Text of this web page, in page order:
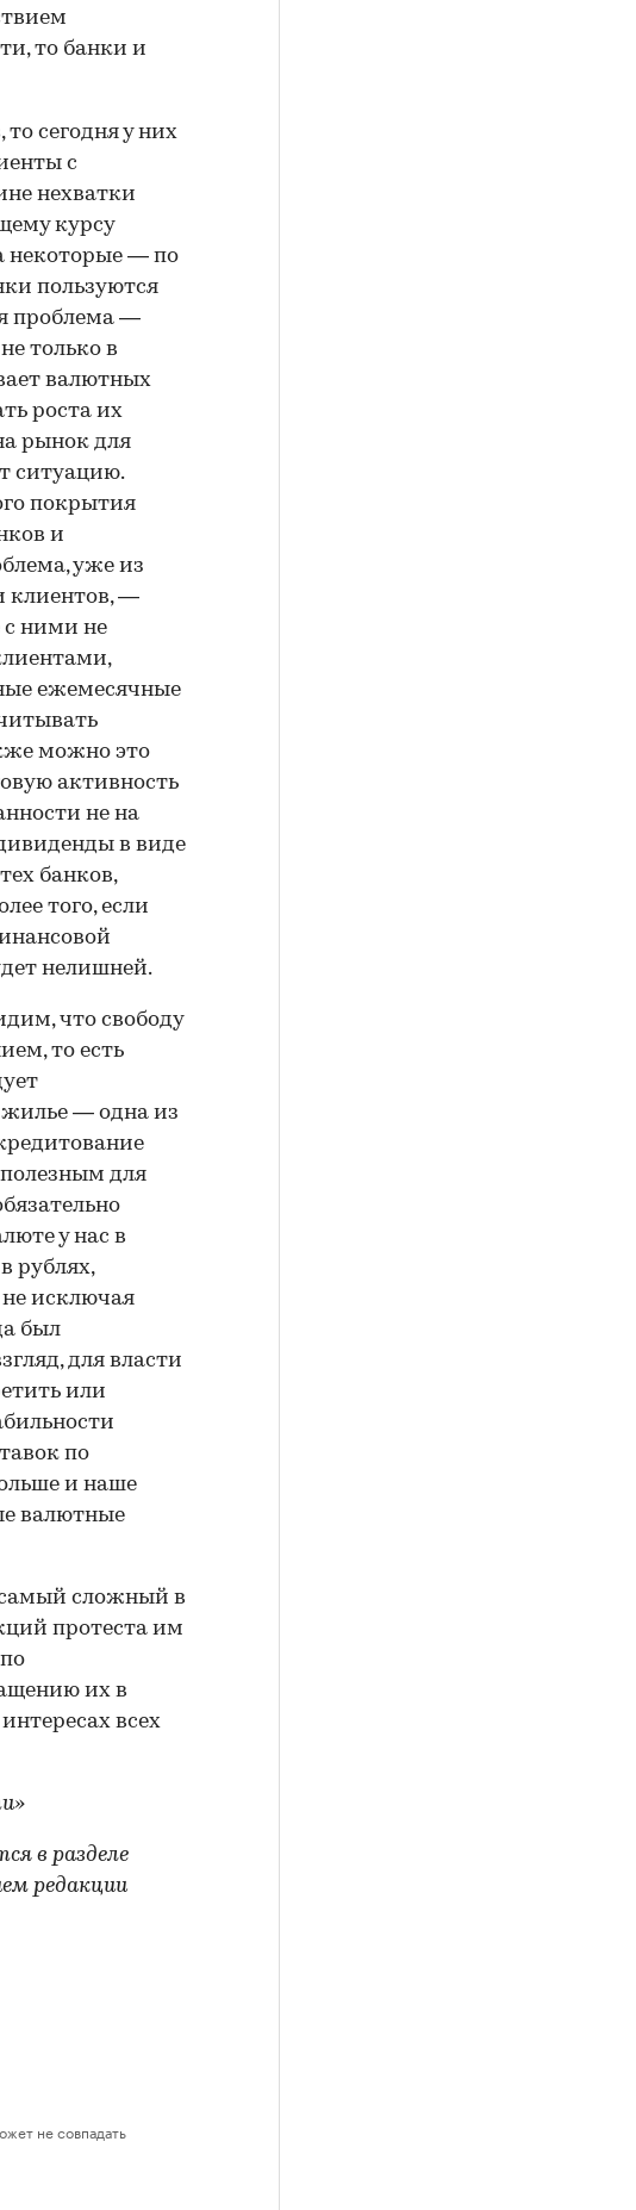
то банки и
сегодня у них
с
нехватки
курсу
некоторые — по
пользуются
проблема —
только в
валютных
роста их
рынок для
ситуацию.
покрытия
и
уже из
клиентов, —
с ними не
ежемесячные
можно это
активность
не на
в виде
банков,
того, если
нелишней.
что свободу
то есть
жилье — одна из
для
у нас в
рублях,
исключая
был
для власти
или
по
и наше
валютные
самый сложный в
протеста им
их в
всех
в разделе
редакции
не совпадать